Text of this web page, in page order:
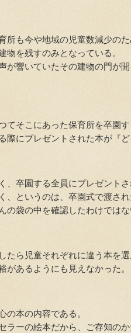
所も今や地域の児童数減少の
物を残すのみとなっている。
が響いていたその建物の門が
てそこにあった保育所を卒園す
際にプレゼントされた本が『ど
、卒園する全員にプレゼントさ
、というのは、卒園式で渡さ
の袋の中を確認したわけでは
たら児童それぞれに違う本を
があるようにも見えなかった。
の本の内容である。
ラーの絵本だから、ご存知のか